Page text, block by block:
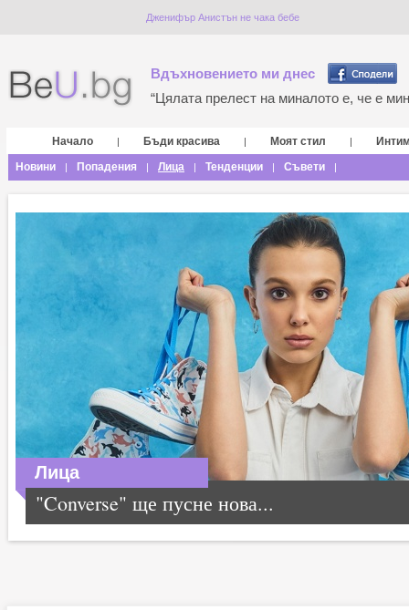
Дженифър Анистън не чака бебе
Вдъхновението ми днес
“Цялата прелест на миналото е, че е
Начало | Бъди красива | Моят стил |
Новини
| Попадения | Лица | Тенденции | Съвети |
Лица
"Converse" ще пусне нова...